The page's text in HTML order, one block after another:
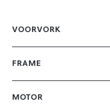
VOORVORK
FRAME
MOTOR